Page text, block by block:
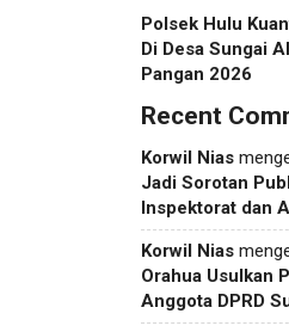
Polsek Hulu
Di Desa Sungai
Pangan 2026
Recent
Korwil Nias
Jadi Sorotan
Inspektorat dan
Korwil Nias
Orahua Usulkan
Anggota DPRD